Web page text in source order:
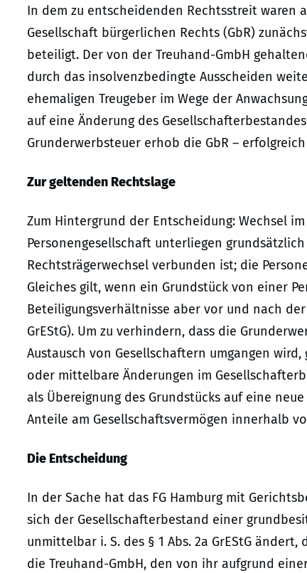
In dem zu entscheidenden Rechtsstreit
Gesellschaft bürgerlichen Rechts (GbR)
beteiligt. Der von der Treuhand-GmbH
durch das insolvenzbedingte Ausscheiden
ehemaligen Treugeber im Wege der
auf eine Änderung des
Grunderwerbsteuer erhob die GbR –
Zur geltenden Rechtslage
Zum Hintergrund der Entscheidung: Wechsel
Personengesellschaft unterliegen
Rechtsträgerwechsel verbunden ist; die
Gleiches gilt, wenn ein Grundstück von einer
Beteiligungsverhältnisse aber vor und nach
GrEStG). Um zu verhindern, dass die
Austausch von Gesellschaftern umgangen
oder mittelbare Änderungen im
als Übereignung des Grundstücks auf eine
Anteile am Gesellschaftsvermögen innerhalb
Die Entscheidung
In der Sache hat das FG Hamburg mit
sich der Gesellschafterbestand einer
unmittelbar i. S. des § 1 Abs. 2a GrEStG
die Treuhand-GmbH, den von ihr aufgrund